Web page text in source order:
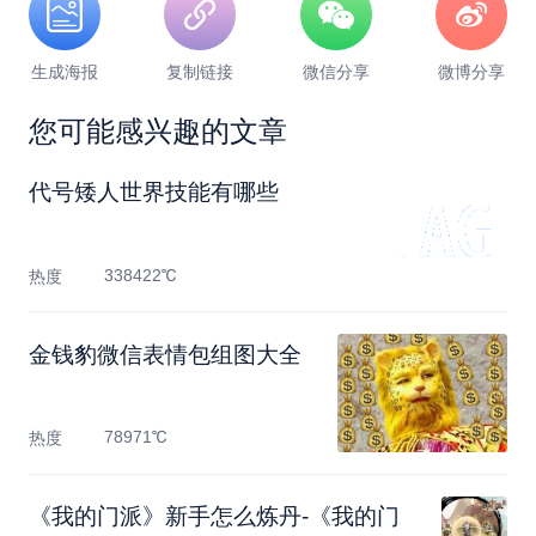
生成海报 复制链接 微信分享 微博分享
您可能感兴趣的文章
代号矮人世界技能有哪些
热度 338422℃
金钱豹微信表情包组图大全
热度 78971℃
《我的门派》新手怎么炼丹-《我的门